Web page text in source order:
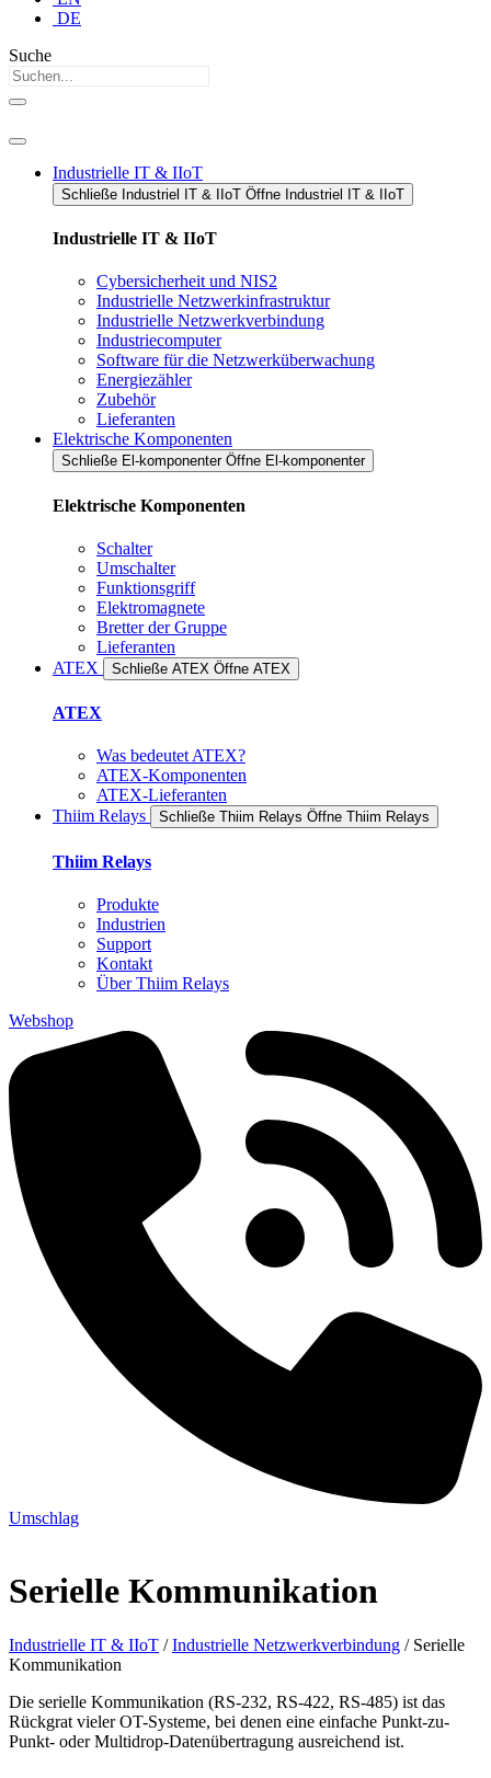
DE
Suche
Industrielle IT & IIoT
Schließe Industriel IT & IIoT​ Öffne Industriel IT & IIoT​
Industrielle IT & IIoT
Cybersicherheit und NIS2
Industrielle Netzwerkinfrastruktur
Industrielle Netzwerkverbindung
Industriecomputer
Software für die Netzwerküberwachung
Energiezähler
Zubehör
Lieferanten
Elektrische Komponenten
Schließe El-komponenter Öffne El-komponenter
Elektrische Komponenten
Schalter
Umschalter
Funktionsgriff
Elektromagnete
Bretter der Gruppe
Lieferanten
ATEX
Schließe ATEX Öffne ATEX
ATEX
Was bedeutet ATEX?
ATEX-Komponenten
ATEX-Lieferanten
Thiim Relays
Schließe Thiim Relays​ Öffne Thiim Relays​
Thiim Relays
Produkte
Industrien
Support
Kontakt
Über Thiim Relays
Webshop
Umschlag
Serielle Kommunikation
Industrielle IT & IIoT /Industrielle Netzwerkverbindung / Serielle
Kommunikation
Die serielle Kommunikation (RS-232, RS-422, RS-485) ist das
Rückgrat vieler OT-Systeme, bei denen eine einfache Punkt-zu-
Punkt- oder Multidrop-Datenübertragung ausreichend ist.